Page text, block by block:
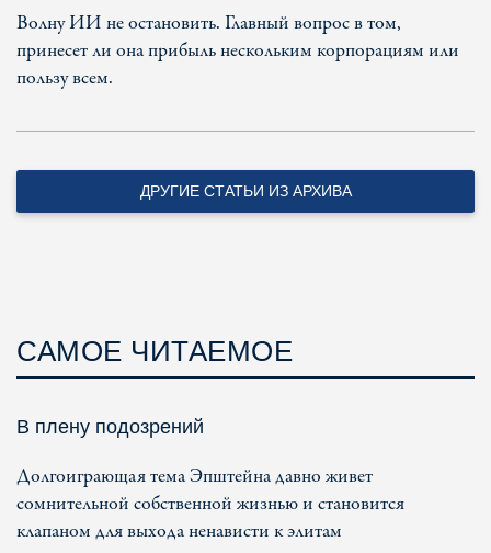
Волну ИИ не остановить. Главный вопрос в том,
принесет ли она прибыль нескольким корпорациям или
пользу всем.
ДРУГИЕ СТАТЬИ ИЗ АРХИВА
САМОЕ ЧИТАЕМОЕ
В плену подозрений
Долгоиграющая тема Эпштейна давно живет
сомнительной собственной жизнью и становится
клапаном для выхода ненависти к элитам